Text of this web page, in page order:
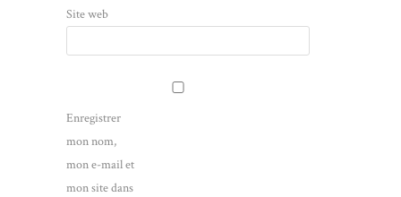
Site web
Enregistrer
mon nom,
mon e-mail et
mon site dans